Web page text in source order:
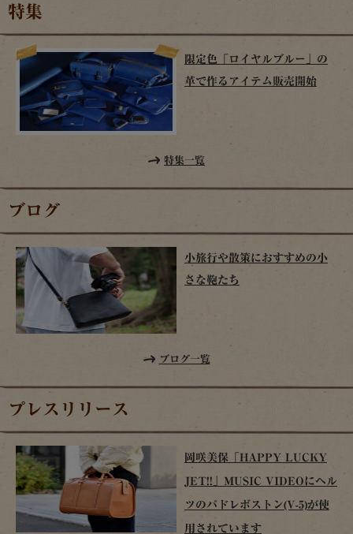
特集
限定色「ロイヤルブルー」の
革で作るアイテム販売開始
特集一覧
ブログ
小旅行や散策におすすめの小
さな鞄たち
ブログ一覧
プレスリリース
岡咲美保「HAPPY LUCKY
JET!!」MUSIC VIDEOにヘル
ツのパドレボストン(V-5)が使
用されています